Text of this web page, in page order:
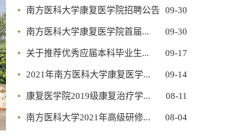
09-30
南方医科大学康复医学院招聘公告
09-30
南方医科大学康复医学院首届...
09-17
关于推荐优秀应届本科毕业生...
09-14
2021年南方医科大学康复医学...
08-11
康复医学院2019级康复治疗学...
08-04
南方医科大学2021年高级研修...